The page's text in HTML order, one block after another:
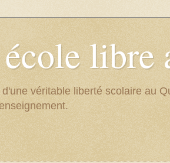
libre
véritable liberté scolaire au